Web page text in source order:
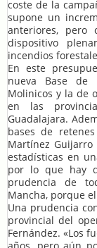
coste de la
supone un
anteriores,
dispositivo
incendios
En este
nueva Base de
Molinicos y la de
en las
Guadalajara.
bases de
Martínez
estadísticas en
por lo que hay
prudencia de
Mancha, porque
Una prudencia
provincial del
Fernández. «Los